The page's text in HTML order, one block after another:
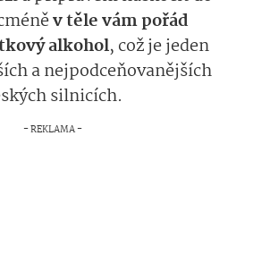
v těle vám pořád
alkohol, což je jeden
a nejpodceňovanějších
silnicích.